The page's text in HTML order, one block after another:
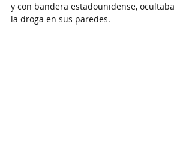
y con bandera estadounidense, ocultaba
la droga en sus paredes.​